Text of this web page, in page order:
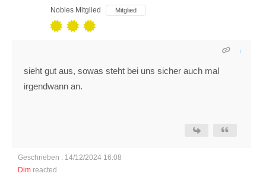
Nobles Mitglied Mitglied
sieht gut aus, sowas steht bei uns sicher auch mal
irgendwann an.
Geschrieben : 14/12/2024 16:08
Dim reacted